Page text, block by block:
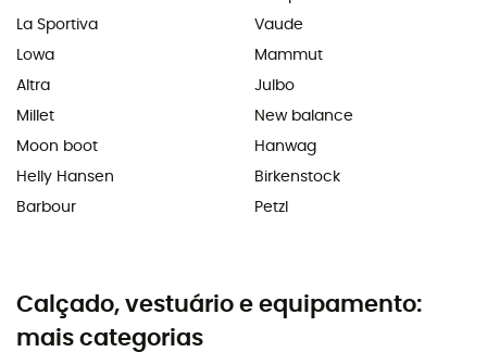
La Sportiva
Lowa
Altra
Millet
Moon boot
Helly Hansen
Barbour
Vaude
Mammut
Julbo
New balance
Hanwag
Birkenstock
Petzl
Calçado, vestuário e equipamento:
mais categorias